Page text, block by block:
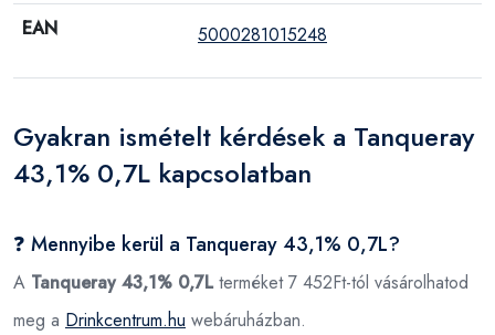
EAN 5000281015248
Gyakran ismételt kérdések a Tanqueray
43,1% 0,7L kapcsolatban
❓ Mennyibe kerül a Tanqueray 43,1% 0,7L?
A Tanqueray 43,1% 0,7Lterméket 7 452Ft-tól vásárolhatod
meg a Drinkcentrum.hu webáruházban.